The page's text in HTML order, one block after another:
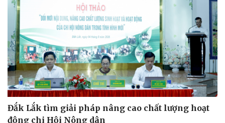
Đắk Lắk tìm giải pháp nâng cao chất lượng hoạt
động chi Hội Nông dân